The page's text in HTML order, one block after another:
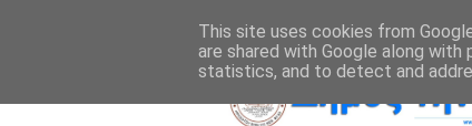
HOME ΔΉΜΟΣ ΤΉΝΟΥ » »
This site uses cookies from
are shared with Google along
statistics, and to detect and